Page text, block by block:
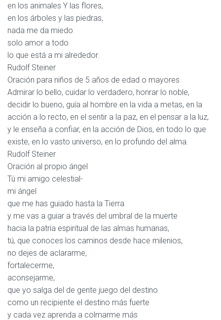
en los animales Y las flores,
en los árboles y las piedras,
nada me da miedo
solo amor a todo
lo que está a mi alrededor.
Rudolf Steiner
Oración para niños de 5 años de edad o mayores
Admirar lo bello, cuidar lo verdadero, honrar lo noble,
decidir lo bueno, guía al hombre en la vida a metas, en la
acción a lo recto, en el sentir a la paz, en el pensar a la luz,
y le enseña a confiar, en la acción de Dios, en todo lo que
existe, en lo vasto universo, en lo profundo del alma.
Rudolf Steiner
Oración al propio ángel
Tú mi amigo celestial-
mi ángel
que me has guiado hasta la Tierra
y me vas a guiar a través del umbral de la muerte
hacia la patria espiritual de las almas humanas,
tú, que conoces los caminos desde hace milenios,
no dejes de aclararme,
fortalecerme,
aconsejarme,
que yo salga del de gente juego del destino
como un recipiente el destino más fuerte
y cada vez aprenda a colmarme más